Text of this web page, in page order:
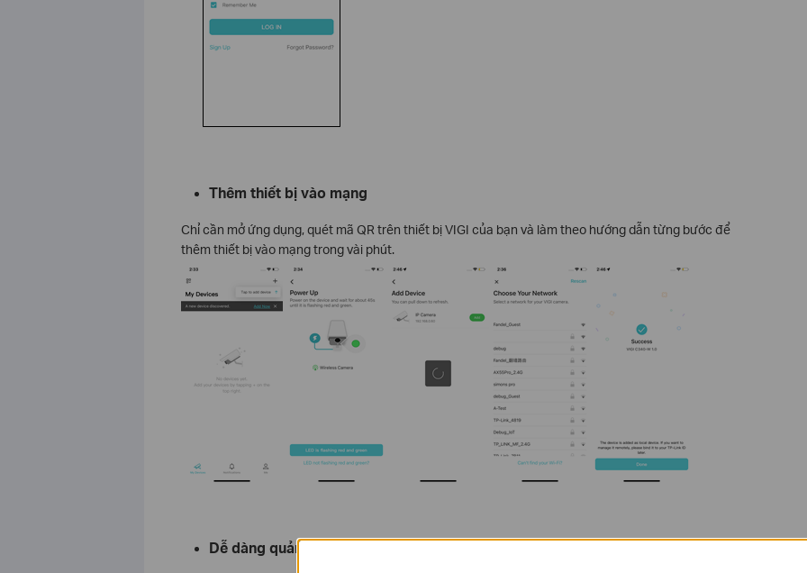
Thêm thiết bị vào mạng
Chỉ cần mở ứng dụng, quét mã QR trên thiết bị VIGI của bạn và làm theo hướng dẫn từng bước để
thêm thiết bị vào mạng trong vài phút.
Dễ dàng quản lý thiết bị